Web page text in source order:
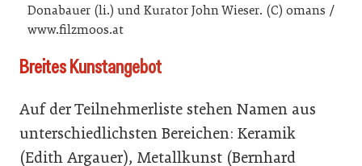
Donabauer (li.) und Kurator John Wieser. (C) omans /
www.filzmoos.at
Breites Kunstangebot
Auf der Teilnehmerliste stehen Namen aus
unterschiedlichsten Bereichen: Keramik
(Edith Argauer), Metallkunst (Bernhard